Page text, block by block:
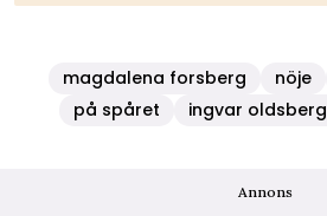
magdalena forsberg nöje
på spåret
ingvar oldsberg
Annons